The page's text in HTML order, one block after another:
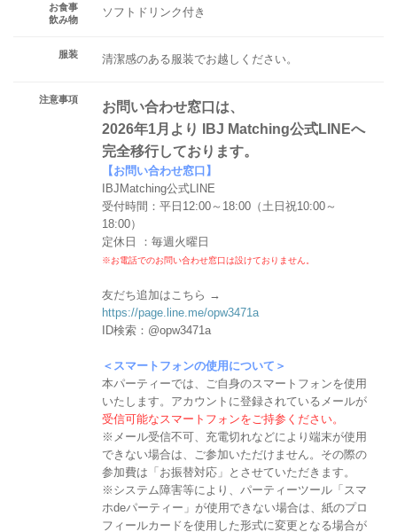
お食事
飲み物
ソフトドリンク付き
服装 清潔感のある服装でお越しください。
注意事項
お問い合わせ窓口は、
2026年1月より IBJ Matching公式LINEへ
完全移行しております。
【お問い合わせ窓口】
IBJMatching公式LINE
受付時間：平日12:00～18:00（土日祝10:00～
18:00）
定休日 ：毎週火曜日
※お電話でのお問い合わせ窓口は設けておりません。
友だち追加はこちら →
https://page.line.me/opw3471a
ID検索：@opw3471a
＜スマートフォンの使用について＞
本パーティーでは、ご自身のスマートフォンを使用
いたします。アカウントに登録されているメールが
受信可能なスマートフォンをご持参ください。
※メール受信不可、充電切れなどにより端末が使用
できない場合は、ご参加いただけません。その際の
参加費は「お振替対応」とさせていただきます。
※システム障害等により、パーティーツール「スマ
ホdeパーティー」が使用できない場合は、紙のプロ
フィールカードを使用した形式に変更となる場合が